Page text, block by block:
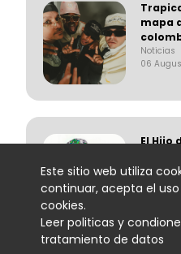
mapa
Noticias
06
El Hijo
nuevo
Este sitio web utiliza
continuar, acepta el
cookies.
Leer politicas y
tratamiento de datos